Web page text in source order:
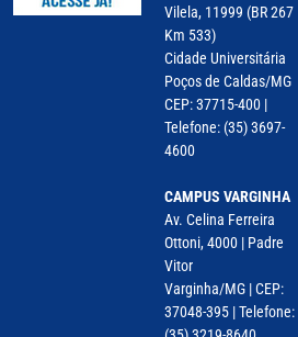
Vilela, 11999 (BR 267
Km 533)
Cidade Universitária
Poços de Caldas/MG
CEP: 37715-400 |
Telefone: (35) 3697-
4600
CAMPUS VARGINHA
Av. Celina Ferreira
Ottoni, 4000 | Padre
Vitor
Varginha/MG | CEP:
37048-395 | Telefone: